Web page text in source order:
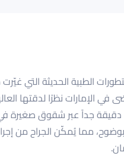
الطبية الحديثة التي غيّرت
في الإمارات نظرًا لدقتها
جداً عبر شقوق صغيرة
مما يُمكّن الجراح من